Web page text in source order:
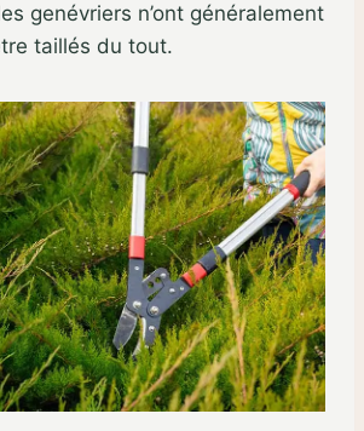
genévriers n’ont généralement
taillés du tout.